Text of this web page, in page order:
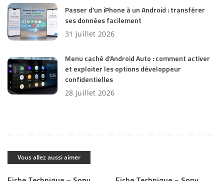
Passer d’un iPhone à un Android : transférer
ses données facilement
31 juillet 2026
Menu caché d’Android Auto : comment activer
et exploiter les options développeur
confidentielles
28 juillet 2026
Vous allez aussi aimer